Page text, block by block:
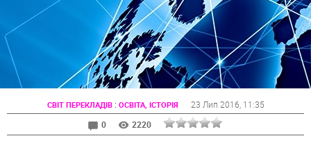
СВІТ ПЕРЕКЛАДІВ: ОСВІТА, ІСТОРІЯ 23 Лип 2016 , 11:35
0
2220